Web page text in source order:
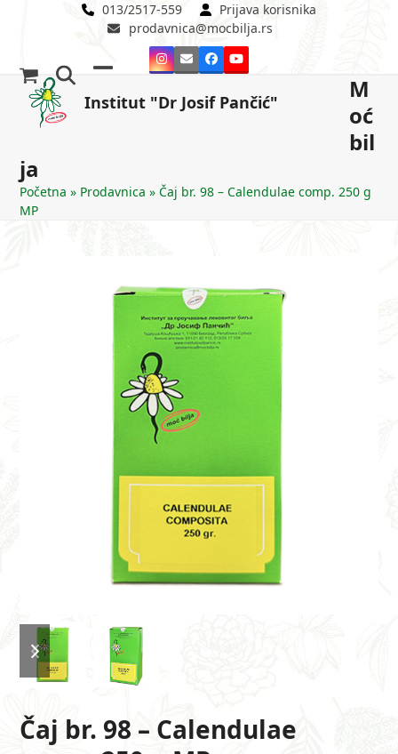
013/2517-559
Prijava korisnika
prodavnica@mocbilja.rs
Instagram
EmailFacebookYouTube
Institut "Dr Josif Pančić"
mobile
mobile
M
oć
bil
ja
Početna » Prodavnica »Čaj br. 98 – Calendulae comp. 250 g
MP
previous
slide
next
slide
Čaj br. 98 – Calendulae